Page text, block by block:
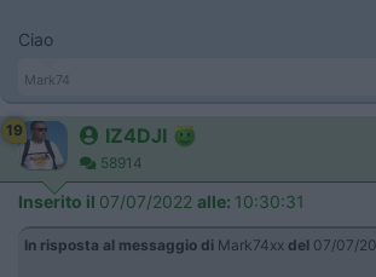
Ciao
Mark74
19 IZ4DJI
58914
Inserito il 07/07/2022 alle: 10:30:31
In risposta al messaggio di Mark74xx del 07/07/